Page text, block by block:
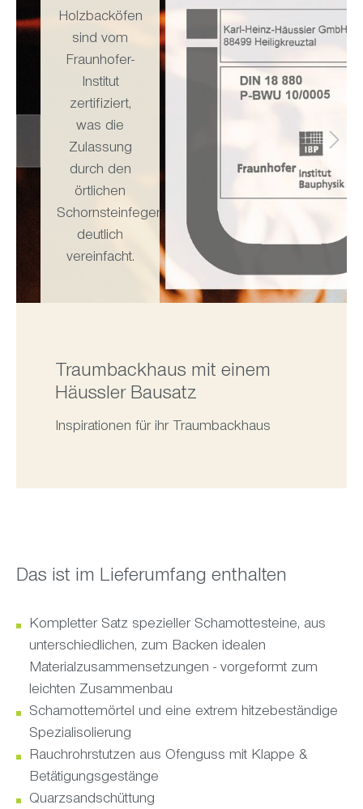
Traumbackhaus mit einem
Häussler Bausatz
Inspirationen für ihr Traumbackhaus
Holzbacköfen
sind vom
Fraunhofer-
Institut
zertifiziert,
was die
Zulassung
durch den
örtlichen
Schornsteinfeger
deutlich
vereinfacht.
Das ist im Lieferumfang enthalten
Kompletter Satz spezieller Schamottesteine, aus
unterschiedlichen, zum Backen idealen
Materialzusammensetzungen - vorgeformt zum
leichten Zusammenbau
Schamottemörtel und eine extrem hitzebeständige
Spezialisolierung
Rauchrohrstutzen aus Ofenguss mit Klappe &
Betätigungsgestänge
Quarzsandschüttung